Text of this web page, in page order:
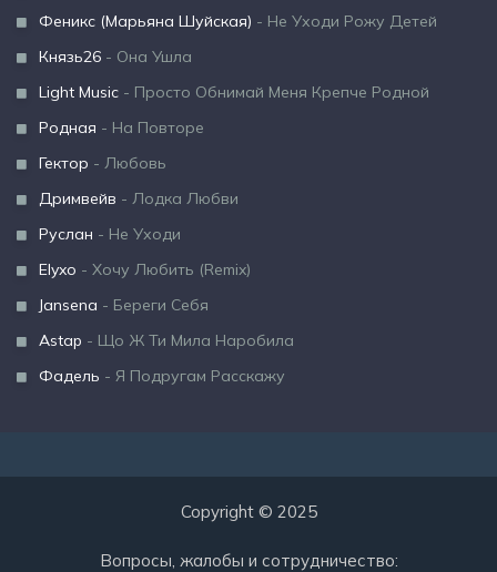
Феникс (Марьяна Шуйская) - Не Уходи Рожу Детей
Князь26 - Она Ушла
Light Music - Просто Обнимай Меня Крепче Родной
Родная - На Повторе
Гектор - Любовь
Дримвейв - Лодка Любви
Руслан - Не Уходи
Elyxo - Хочу Любить (Remix)
Jansena - Береги Себя
Astap - Що Ж Ти Мила Наробила
Фадель - Я Подругам Расскажу
Copyright © 2025
Вопросы, жалобы и сотрудничество: